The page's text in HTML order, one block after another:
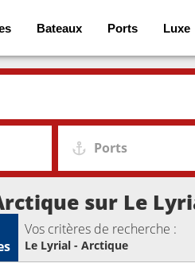
Bateaux Ports Luxe
Ports
sur Le
Vos critères de recherche :
Le Lyrial - Arctique